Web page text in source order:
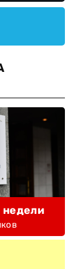
недели